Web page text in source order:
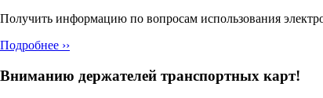
Получить информацию по вопросам использования
Подробнее ››
Вниманию держателей транспортных карт!